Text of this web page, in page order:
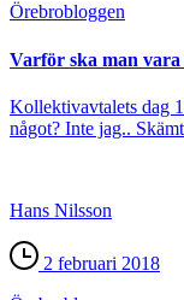
Örebro­bloggen
Varför ska man vara
Kollektivavtalets dag
något? Inte jag..
Hans Nilsson
2 februari 2018